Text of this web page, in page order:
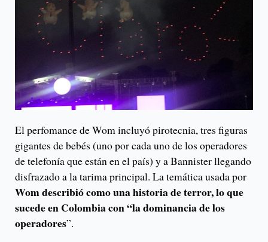
El perfomance de Wom incluyó pirotecnia, tres figuras
gigantes de bebés (uno por cada uno de los operadores
de telefonía que están en el país) y a Bannister llegando
disfrazado a la tarima principal. La temática usada por
Wom describió como una historia de terror, lo que
sucede en Colombia con “la dominancia de los
operadores”.